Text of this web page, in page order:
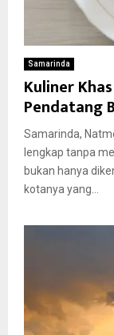
Samarinda
Kuliner
Pendatang
Samarinda,
lengkap tanpa
bukan hanya
kotanya yang...